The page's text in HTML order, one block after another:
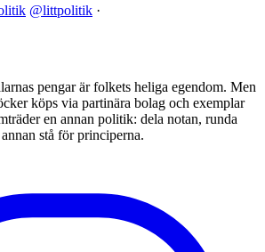
@littpolitik ·
pengar är folkets heliga egendom. Men
köps via partinära bolag och exemplar
en annan politik: dela notan, runda
stå för principerna.